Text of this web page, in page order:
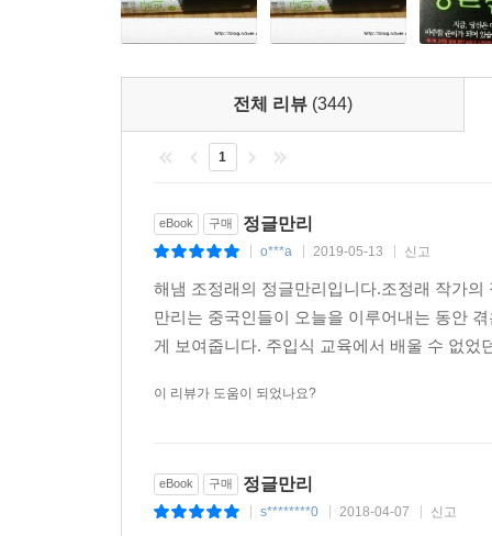
전체 리뷰 (344)
1
eBook 구매 정글만리
o***a 2019-05-13 신고
해냄 조정래의 정글만리입니다.조정래 작가
만리는 중국인들이 오늘을 이루어내는 동안
게 보여줍니다. 주입식 교육에서 배울 수 없
이 리뷰가 도움이 되었나요?
eBook 구매 정글만리
s********0 2018-04-07 신고